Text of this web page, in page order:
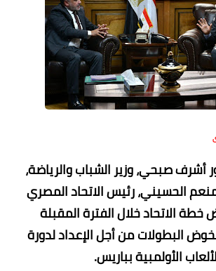
أشرف صبحي، وزير الشباب والرياضة،
الحسيني، رئيس الاتحاد المصري
خطة الاتحاد خلال الفترة المقبلة
البطولات من أجل الإعداد لدورة
الأولمبية بباريس.